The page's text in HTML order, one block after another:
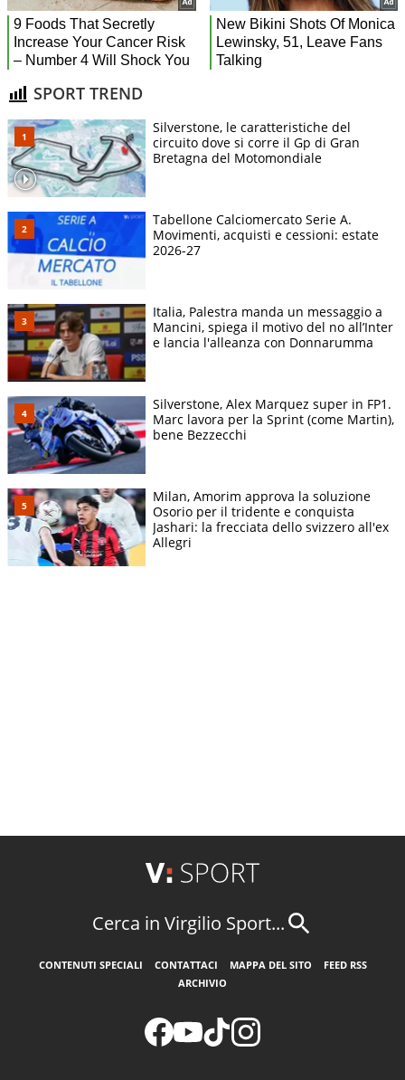
SPORT TREND
Silverstone, le caratteristiche del
circuito dove si corre il Gp di Gran
Bretagna del Motomondiale
Tabellone Calciomercato Serie A.
Movimenti, acquisti e cessioni: estate
2026-27
Italia, Palestra manda un messaggio a
Mancini, spiega il motivo del no all’Inter
e lancia l'alleanza con Donnarumma
Silverstone, Alex Marquez super in FP1.
Marc lavora per la Sprint (come Martin),
bene Bezzecchi
Milan, Amorim approva la soluzione
Osorio per il tridente e conquista
Jashari: la frecciata dello svizzero all'ex
Allegri
Cerca in Virgilio Sport...
CONTENUTI SPECIALI CONTATTACI MAPPA DEL SITO
FEED RSS
ARCHIVIO